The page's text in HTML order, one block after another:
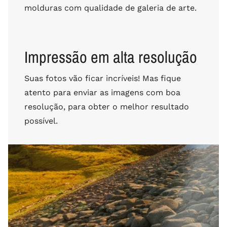
molduras com qualidade de galeria de arte.
Impressão em alta resolução
Suas fotos vão ficar incríveis! Mas fique
atento para enviar as imagens com boa
resolução, para obter o melhor resultado
possível.